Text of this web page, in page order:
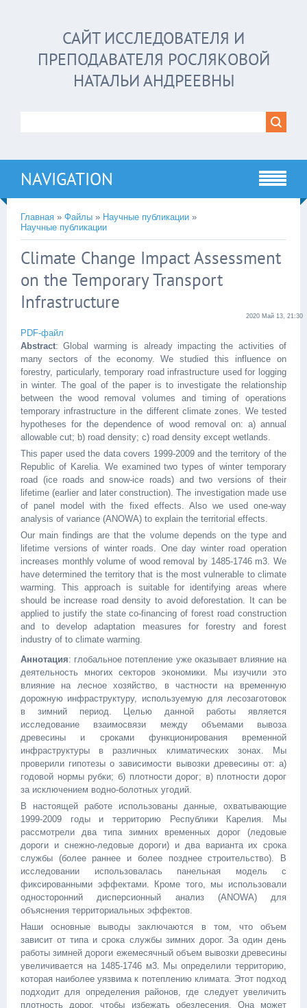
САЙТ ИССЛЕДОВАТЕЛЯ И
ПРЕПОДАВАТЕЛЯ РОСЛЯКОВОЙ
НАТАЛЬИ АНДРЕЕВНЫ
NAVIGATION
Главная » Файлы » Научные публикации »
Научные публикации
Climate Change Impact Assessment
on the Temporary Transport
Infrastructure
2020 Май 13, 21:30
PDF-файл
Abstract: Global warming is already impacting the activities of
many sectors of the economy. We studied this influence on
forestry, particularly, temporary road infrastructure used for logging
in winter. The goal of the paper is to investigate the relationship
between the wood removal volumes and timing of operations
temporary infrastructure in the different climate zones. We tested
hypotheses for the dependence of wood removal on: a) annual
allowable cut; b) road density; c) road density except wetlands.
This paper used the data covers 1999-2009 and the territory of the
Republic of Karelia. We examined two types of winter temporary
road (ice roads and snow-ice roads) and two versions of their
lifetime (earlier and later construction). The investigation made use
of panel model with the fixed effects. Also we used one-way
analysis of variance (ANOWA) to explain the territorial effects.
Our main findings are that the volume depends on the type and
lifetime versions of winter roads. One day winter road operation
increases monthly volume of wood removal by 1485-1746 m3. We
have determined the territory that is the most vulnerable to climate
warming. This approach is suitable for identifying areas where
should be increase road density to avoid deforestation. It can be
applied to justify the state co-financing of forest road construction
and to develop adaptation measures for forestry and forest
industry of to climate warming.
Аннотация: глобальное потепление уже оказывает влияние на
деятельность многих секторов экономики. Мы изучили это
влияние на лесное хозяйство, в частности на временную
дорожную инфраструктуру, используемую для лесозаготовок
в зимний период. Целью данной работы является
исследование взаимосвязи между объемами вывоза
древесины и сроками функционирования временной
инфраструктуры в различных климатических зонах. Мы
проверили гипотезы о зависимости вывозки древесины от: а)
годовой нормы рубки; б) плотности дорог; в) плотности дорог
за исключением водно-болотных угодий.
В настоящей работе использованы данные, охватывающие
1999-2009 годы и территорию Республики Карелия. Мы
рассмотрели два типа зимних временных дорог (ледовые
дороги и снежно-ледовые дороги) и два варианта их срока
службы (более раннее и более позднее строительство). В
исследовании использовалась панельная модель с
фиксированными эффектами. Кроме того, мы использовали
односторонний дисперсионный анализ (ANOWA) для
объяснения территориальных эффектов.
Наши основные выводы заключаются в том, что объем
зависит от типа и срока службы зимних дорог. За один день
работы зимней дороги ежемесячный объем вывозки древесины
увеличивается на 1485-1746 м3. Мы определили территорию,
которая наиболее уязвима к потеплению климата. Этот подход
подходит для определения районов, где следует увеличить
плотность дорог, чтобы избежать обезлесения. Она может